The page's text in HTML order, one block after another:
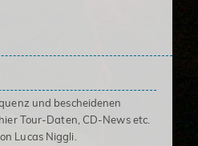
und bescheidenen
Tour-Daten, CD-News etc.
Lucas Niggli.